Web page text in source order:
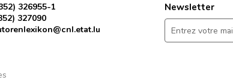
326955-1
327090
Newsletter